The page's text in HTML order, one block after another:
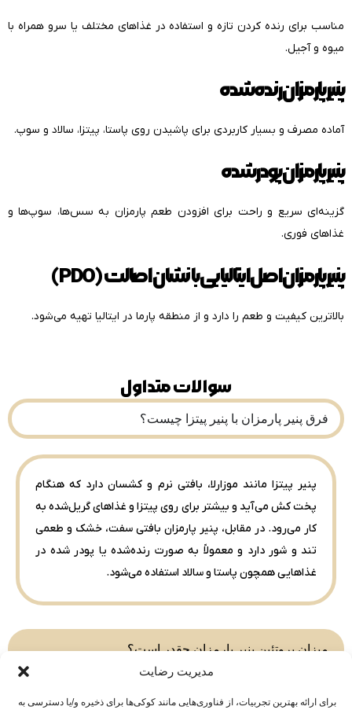
مدیریت رضایت
برای ارائه بهترین تجربیات، از فناوری‌هایی مانند کوکی‌ها برای ذخیره و/یا دسترسی به
مناسب برای رنده کردن تازه و استفاده در غذاهای مختلف یا سرو همراه با
میوه و آجیل.
پنیر پارمزان رنده‌شده
آماده مصرف و بسیار کاربردی برای پاشیدن روی پاستا، پیتزا، سالاد و سوپ.
پنیر پارمزان پودر شده
گزینه‌ای سریع و راحت برای افزودن طعم پارمزان به سس‌ها، سوپ‌ها و
غذاهای فوری.
پنیر پارمزان اصل ایتالیایی با نشان اصالت (PDO)
بالاترین کیفیت و طعم را دارد و از منطقه پارما در ایتالیا تهیه می‌شود.
سوالات متداول
فرق پنیر پارمزان با پنیر پیتزا چیست؟
پنیر پیتزا مانند موزارلا، بافتی نرم و کشسان دارد که هنگام
پخت کش می‌آید و بیشتر برای روی پیتزا و غذاهای گریل‌شده به
کار می‌رود. در مقابل، پنیر پارمزان بافتی سفت، خشک و طعمی
تند و شور دارد و معمولاً به صورت رنده‌شده یا پودر شده در
غذاهایی همچون پاستا و سالاد استفاده می‌شود.
میزان پروتئین پنیر پارمزان چقدر است؟
پنیر پارمزان چگونه درست می‌شود؟